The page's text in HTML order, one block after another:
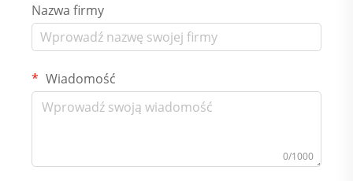
Nazwa firmy
Wiadomość
0/1000